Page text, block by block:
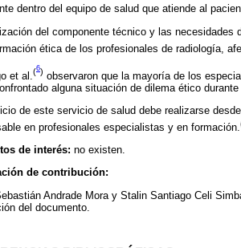
dentro del equipo de salud que atiende al
del componente técnico y las
ética de los profesionales de radiología,
et al. (6) observaron que la mayoría de los
alguna situación de dilema ético
de este servicio de salud debe realizarse
en profesionales especialistas y en formación.
de interés: no existen.
de contribución:
Andrade Mora y Stalin Santiago Celi
del documento.